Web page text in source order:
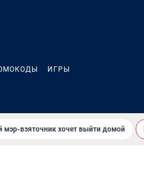
ИГРЫ
мэр-взяточник хочет выйти домой